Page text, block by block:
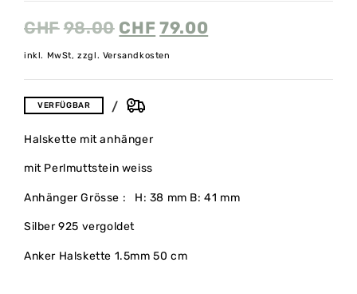
CHF 98.00 CHF 79.00
inkl. MwSt, zzgl. Versandkosten
VERFÜGBAR
Halskette mit anhänger
mit Perlmuttstein weiss
Anhänger Grösse : H: 38 mm B: 41 mm
Silber 925 vergoldet
Anker Halskette 1.5mm 50 cm